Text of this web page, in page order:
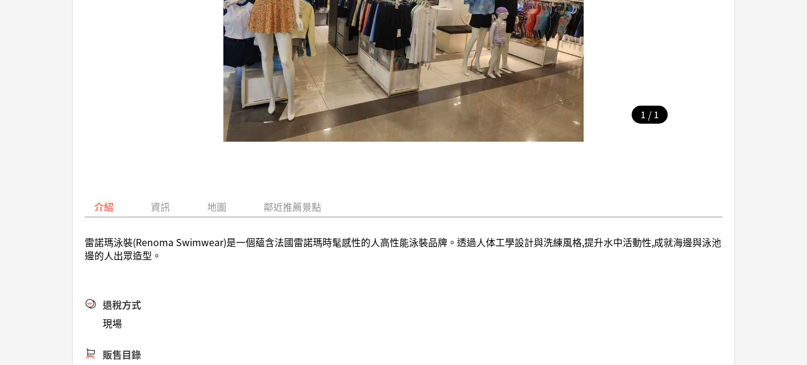
1 / 1
介紹 資訊 地圖 鄰近推薦景點
雷諾瑪泳裝(Renoma Swimwear)是一個蘊含法國雷諾瑪時髦感性的人高性能泳裝品牌。透過人体工學設計與洗練風格,提升水中活動性,成就海邊與泳池
邊的人出眾造型。
退稅方式
現場
販售目錄